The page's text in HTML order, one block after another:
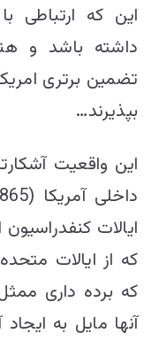
این که ارتباطی
داشته باشد و
تضمین برتری
بپذیرند…
این واقعیت
ایالات
که از ایالات
که برده داری
آنها مایل به